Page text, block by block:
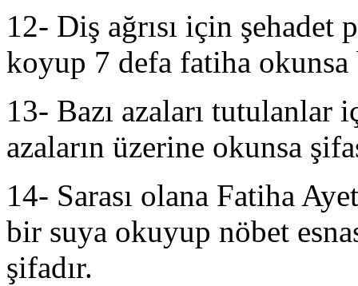
12- Diş ağrısı için şehadet
koyup 7 defa fatiha
13- Bazı azaları tutulanlar
azaların üzerine okunsa
14- Sarası olana Fatiha
bir suya okuyup nöbet
şifadır.